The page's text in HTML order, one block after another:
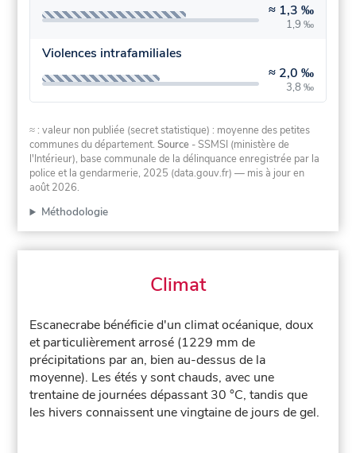
≈ 1,3 ‰
1,9 ‰
Violences intrafamiliales
≈ 2,0 ‰
3,8 ‰
≈ : valeur non publiée (secret statistique) : moyenne des petites
communes du département.Source - SSMSI (ministère de
l'Intérieur), base communale de la délinquance enregistrée par la
police et la gendarmerie, 2025 (data.gouv.fr) — mis à jour en
août 2026.
Méthodologie
Climat
Escanecrabe bénéficie d'un climat océanique, doux
et particulièrement arrosé (1229 mm de
précipitations par an, bien au-dessus de la
moyenne). Les étés y sont chauds, avec une
trentaine de journées dépassant 30 °C, tandis que
les hivers connaissent une vingtaine de jours de gel.